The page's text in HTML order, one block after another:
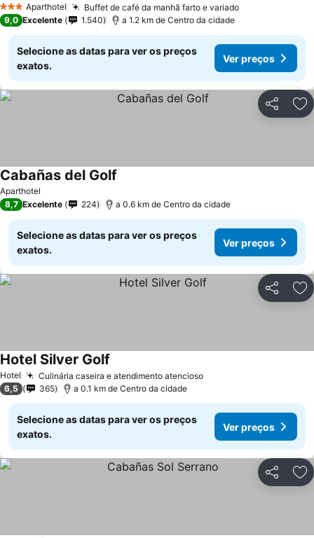
3 EstrelasAparthotel Buffet de café da manhã farto e variado
9,0 Excelente 1.540 a 1.2 km de Centro da cidade
Selecione as datas para ver os preços
exatos.
Ver preços
Partilhar
Aparthotel
Cabañas del Golf
8,7 Excelente 224 a 0.6 km de Centro da cidade
Selecione as datas para ver os preços
exatos.
Ver preços
Partilhar
Hotel Culinária caseira e atendimento atencioso
Hotel Silver Golf
6,5 365 a 0.1 km de Centro da cidade
Selecione as datas para ver os preços
exatos.
Ver preços
Partilhar